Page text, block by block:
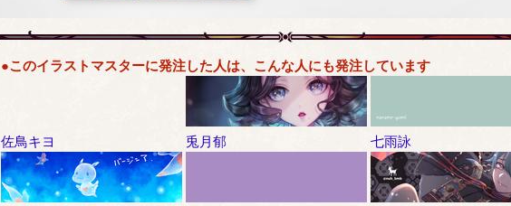
●このイラストマスターに発注した人は、こんな人にも発注しています
佐鳥キヨ 兎月郁 七雨詠